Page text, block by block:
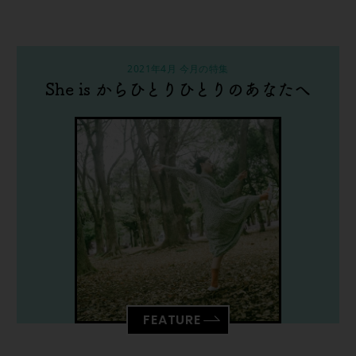
2021年4月 今月の特集
She is からひとりひとりのあなたへ
FEATURE